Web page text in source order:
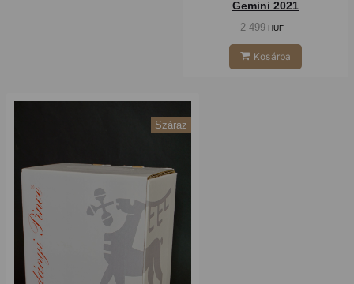
Gemini 2021
2 499HUF
Kosárba
Száraz